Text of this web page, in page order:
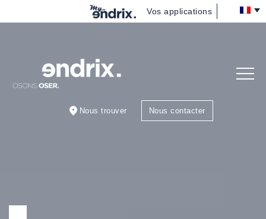
Nous
Vous
accompagner
Nous rejoindre
Vos applications
Nous trouver Nous contacter